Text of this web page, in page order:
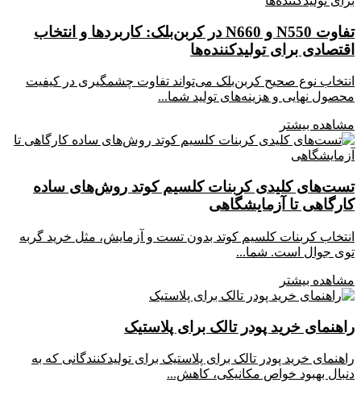
تفاوت N550 و N660 در کربن‌بلک: کاربردها و انتخاب
اقتصادی برای تولیدکننده‌ها
انتخاب نوع صحیح کربن‌بلک می‌تواند تفاوت چشمگیری در کیفیت
محصول نهایی و هزینه‌های تولید شما...
مشاهده بیشتر
تست‌های کلیدی کربنات کلسیم کوتد روش‌های ساده
کارگاهی تا آزمایشگاهی
انتخاب کربنات کلسیم کوتد بدون تست و آزمایش، مثل خرید گربه
توی جوال است. شما...
مشاهده بیشتر
راهنمای خرید پودر تالک برای پلاستیک
راهنمای خرید پودر تالک برای پلاستیک برای تولیدکنندگانی که به
دنبال بهبود خواص مکانیکی، کاهش...